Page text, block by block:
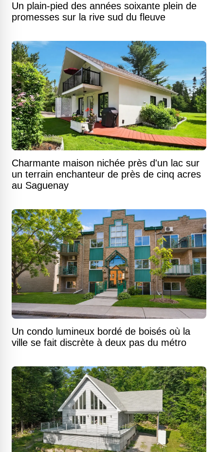
Un plain-pied des années soixante plein de
promesses sur la rive sud du fleuve
Charmante maison nichée près d'un lac sur
un terrain enchanteur de près de cinq acres
au Saguenay
Un condo lumineux bordé de boisés où la
ville se fait discrète à deux pas du métro